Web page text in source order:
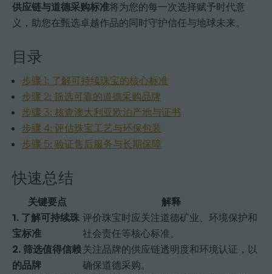
供应链与道德采购标准将为您的每一次选择赋予时代意
义，助您在甄选卓越作品的同时守护信任与地球未来。
目录
步骤 1: 了解可持续珠宝的核心标准
步骤 2: 筛选可靠的道德采购品牌
步骤 3: 核查澳大利亚欧泊产地与证书
步骤 4: 评估珠宝工艺与环保包装
步骤 5: 验证售后服务与长期保障
快速总结
关键要点
解释
1. 了解可持续珠
宝标准
评价珠宝时应关注道德矿业、环境保护和
社会责任等核心标准。
2. 筛选值得信赖
的品牌
关注品牌的供应链透明度和环境认证，以
确保道德采购。